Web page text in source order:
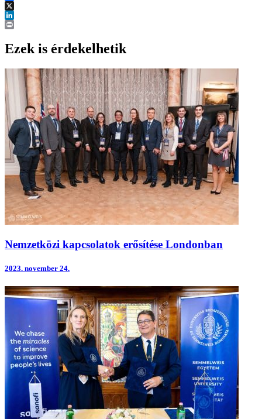
Facebook
X
LinkedIn
Ezek is érdekelhetik
Nemzetközi kapcsolatok erősítése Londonban
2023. november 24.